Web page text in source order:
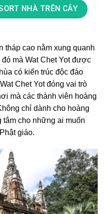
NHÀ TRÊN CÂY
tháp cao nằm xung quanh
mà Wat Chet Yot được
có kiến trúc độc đáo
Chet Yot đóng vai trò
mà các thành viên hoàng
chỉ dành cho hoàng
tâm cho những ai muốn
giáo.